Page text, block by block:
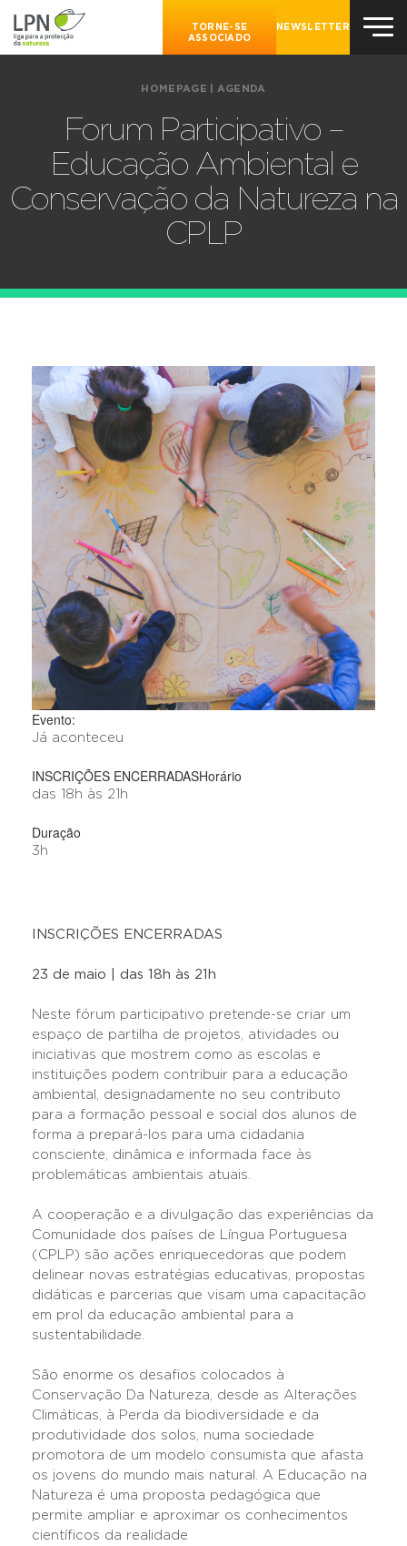
TORNE-SE
ASSOCIADO
NEWSLETTER
HOMEPAGE AGENDA
Forum Participativo –
Educação Ambiental e
Conservação da Natureza na
CPLP
Evento:
Já aconteceu
INSCRIÇÕES ENCERRADASHorário
das 18h às 21h
Duração
3h
INSCRIÇÕES ENCERRADAS
23 de maio | das 18h às 21h
Neste fórum participativo pretende-se criar um
espaço de partilha de projetos, atividades ou
iniciativas que mostrem como as escolas e
instituições podem contribuir para a educação
ambiental, designadamente no seu contributo
para a formação pessoal e social dos alunos de
forma a prepará-los para uma cidadania
consciente, dinâmica e informada face às
problemáticas ambientais atuais.
A cooperação e a divulgação das experiências da
Comunidade dos países de Língua Portuguesa
(CPLP) são ações enriquecedoras que podem
delinear novas estratégias educativas, propostas
didáticas e parcerias que visam uma capacitação
em prol da educação ambiental para a
sustentabilidade.
São enorme os desafios colocados à
Conservação Da Natureza, desde as Alterações
Climáticas, à Perda da biodiversidade e da
produtividade dos solos, numa sociedade
promotora de um modelo consumista que afasta
os jovens do mundo mais natural. A Educação na
Natureza é uma proposta pedagógica que
permite ampliar e aproximar os conhecimentos
científicos da realidade